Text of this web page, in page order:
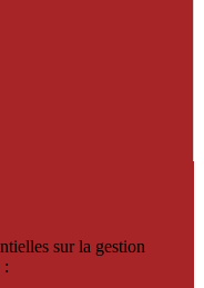
sur la gestion
: